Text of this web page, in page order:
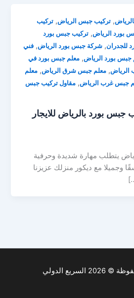
,تركيب جبس الرياض,تركيب
بورد الرياض,تركيب جبس بورد
للجدران,شركة جبس بورد الرياض,فني
جبس بورد الرياض,معلم جبس بورد في
الرياض,معلم جبس شرق الرياض,معلم
جبس غرب الرياض,مقاول تركيب جبس
بورد بالرياض للايجار
يتطلب مهارة شديدة وحرفية
وجميلا مع ديكور منزلك عزيزنا
الدولي